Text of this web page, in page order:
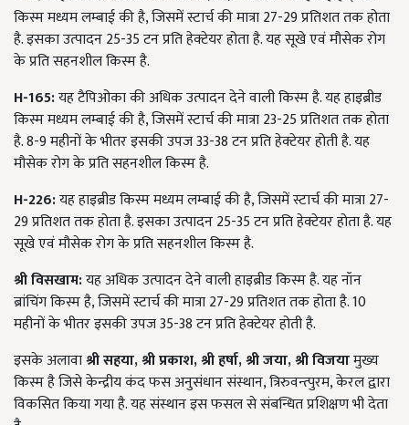
किस्म मध्यम लम्बाई की है, जिसमें स्टार्च की मात्रा 27-29 प्रतिशत तक होता
है. इसका उत्पादन 25-35 टन प्रति हेक्टेयर होता है. यह सूखे एवं मौसेक रोग
के प्रति सहनशील किस्म है.
H-165:यह टैपिओका की अधिक उत्पादन देने वाली किस्म है. यह हाइब्रीड
किस्म मध्यम लम्बाई की है, जिसमें स्टार्च की मात्रा 23-25 प्रतिशत तक होता
है. 8-9 महीनों के भीतर इसकी उपज 33-38 टन प्रति हेक्टेयर होती है. यह
मौसेक रोग के प्रति सहनशील किस्म है.
H-226:यह हाइब्रीड किस्म मध्यम लम्बाई की है, जिसमें स्टार्च की मात्रा 27-
29 प्रतिशत तक होता है. इसका उत्पादन 25-35 टन प्रति हेक्टेयर होता है. यह
सूखे एवं मौसेक रोग के प्रति सहनशील किस्म है.
श्री विसखाम:यह अधिक उत्पादन देने वाली हाइब्रीड किस्म है. यह नॉन
ब्रांचिंग किस्म है, जिसमें स्टार्च की मात्रा 27-29 प्रतिशत तक होता है. 10
महीनों के भीतर इसकी उपज 35-38 टन प्रति हेक्टेयर होती है.
इसके अलावाश्री सहया,श्री प्रकाश,श्री हर्षा,श्री जया,श्री विजयामुख्य
किस्म है जिसे केन्द्रीय कंद फस अनुसंधान संस्थान, त्रिरुवन्त्पुरम, केरल द्वारा
विकसित किया गया है. यह संस्थान इस फसल से संबन्धित प्रशिक्षण भी देता